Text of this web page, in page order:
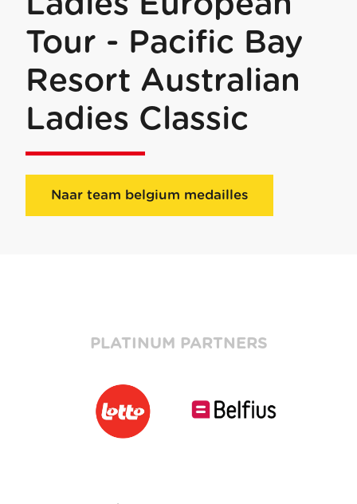
Tour - Pacific Bay
Resort Australian
Ladies Classic
Naar team belgium medailles
PLATINUM PARTNERS